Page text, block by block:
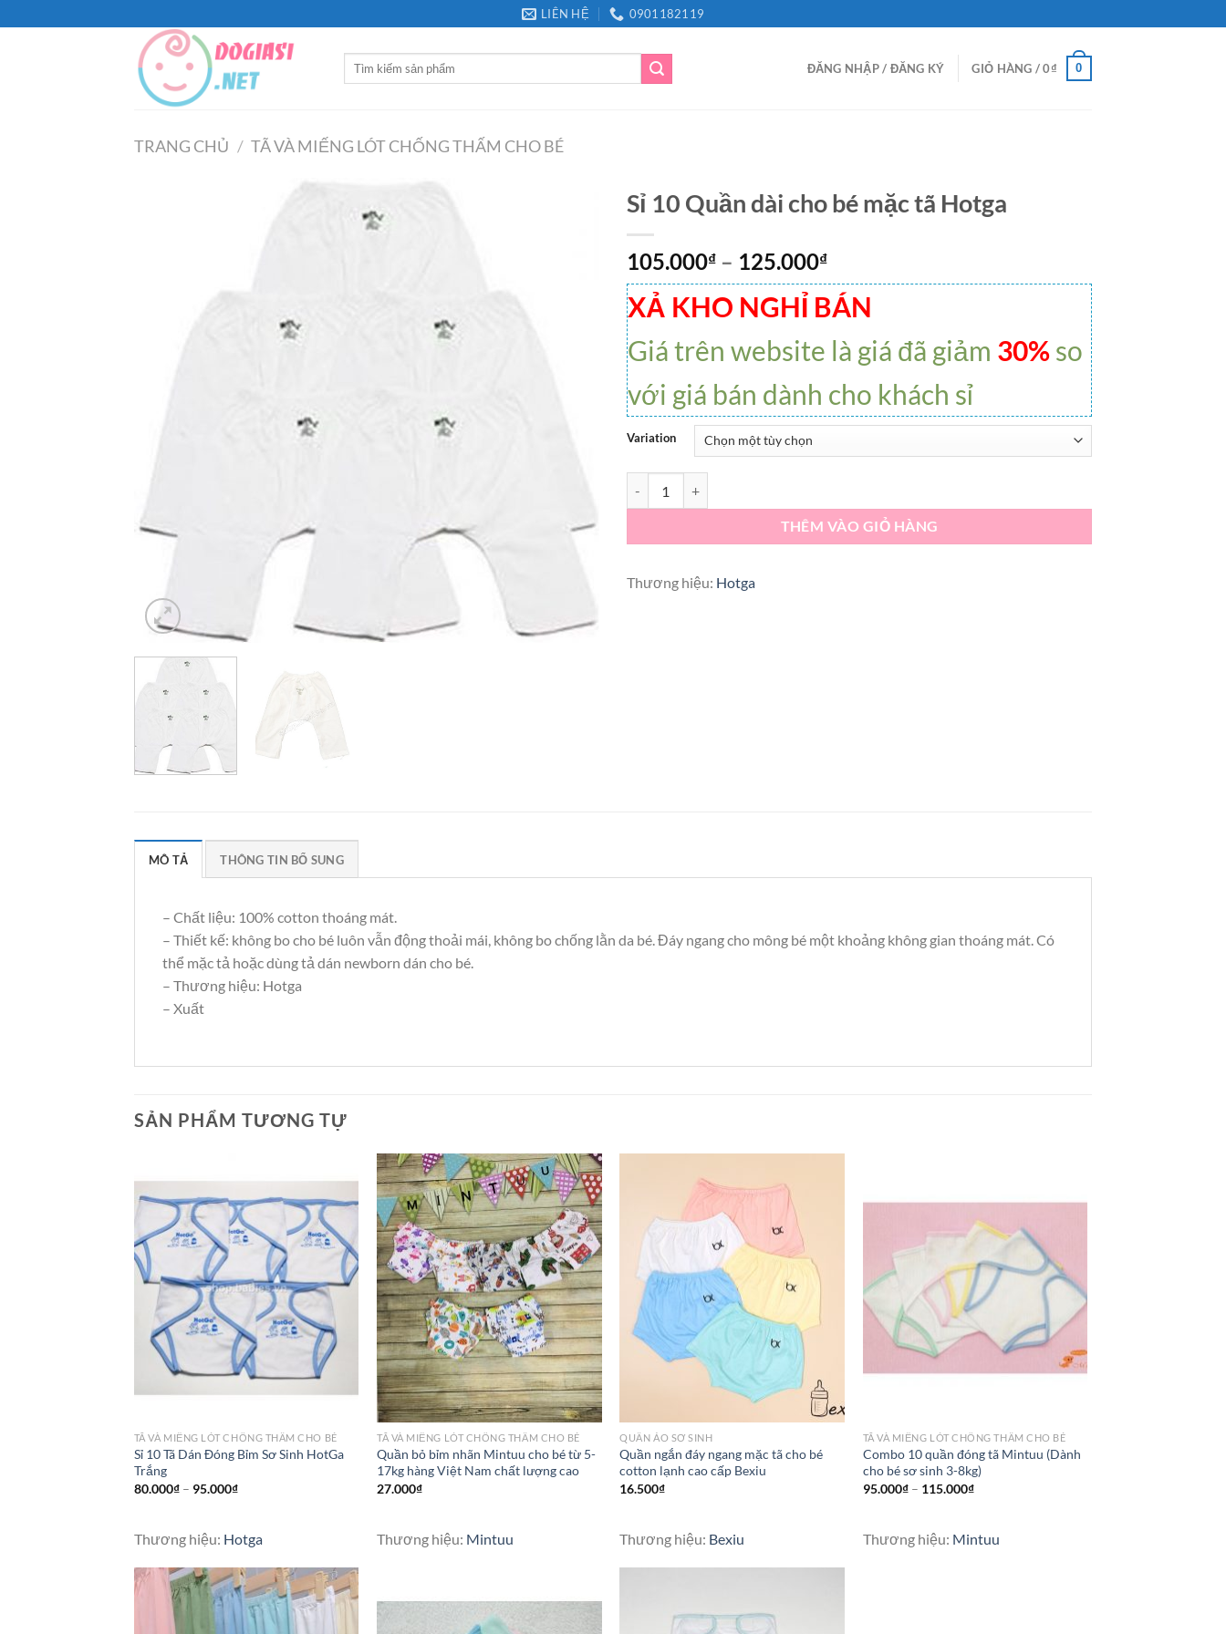
qua
LIÊN HỆ 0901182119
Tìm
ĐĂNG NHẬP / ĐĂNG KÝ GIỎ HÀNG /0₫ 0
TRANG CHỦ / TÃ VÀ MIẾNG LÓT CHỐNG THẤM CHO BÉ
Sỉ 10 Quần dài cho bé mặc tã Hotga
105.000₫ – 125.000₫
XẢ KHO NGHỈ BÁN
Giá trên website là giá đã giảm 30%so
với giá bán dành cho khách sỉ
Variation
THÊM VÀO GIỎ HÀNG
Thương hiệu: Hotga
MÔ TẢ THÔNG TIN BỔ SUNG
– Chất liệu: 100% cotton thoáng mát.
– Thiết kế: không bo cho bé luôn vẫn động thoải mái, không bo chống lằn da bé. Đáy ngang cho mông bé một khoảng không gian thoáng mát. Có
thể mặc tả hoặc dùng tả dán newborn dán cho bé.
– Thương hiệu: Hotga
– Xuất
SẢN PHẨM TƯƠNG TỰ
TÃ VÀ MIẾNG LÓT CHỐNG THẤM CHO BÉ
Sỉ 10 Tã Dán Đóng Bỉm Sơ Sinh HotGa
Trắng
80.000₫– 95.000₫
Thương hiệu: Hotga
TÃ VÀ MIẾNG LÓT CHỐNG THẤM CHO BÉ
Quần bỏ bỉm nhãn Mintuu cho bé từ 5-
17kg hàng Việt Nam chất lượng cao
27.000₫
Thương hiệu: Mintuu
QUẦN ÁO SƠ SINH
Quần ngắn đáy ngang mặc tã cho bé
cotton lạnh cao cấp Bexiu
16.500₫
Thương hiệu: Bexiu
TÃ VÀ MIẾNG LÓT CHỐNG THẤM CHO BÉ
Combo 10 quần đóng tã Mintuu (Dành
cho bé sơ sinh 3-8kg)
95.000₫– 115.000₫
Thương hiệu: Mintuu